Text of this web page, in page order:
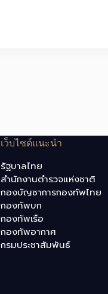
เว็บไซต์แนะนำ
รัฐบาลไทย
สำนักงานตำรวจแห่งชาติ
กองบัญชาการกองทัพไทย
กองทัพบก
กองทัพเรือ
กองทัพอากาศ
กรมประชาสัมพันธ์